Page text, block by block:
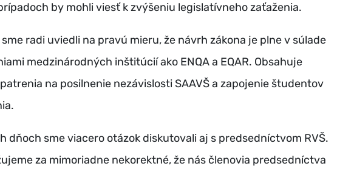
by mohli viesť k zvýšeniu legislatívneho zaťaženia.
radi uviedli na pravú mieru, že návrh zákona je plne v súlade
medzinárodných inštitúcií ako ENQA a EQAR. Obsahuje
na posilnenie nezávislosti SAAVŠ a zapojenie študentov
dňoch sme viacero otázok diskutovali aj s predsedníctvom RVŠ.
za mimoriadne nekorektné, že nás členovia predsedníctva